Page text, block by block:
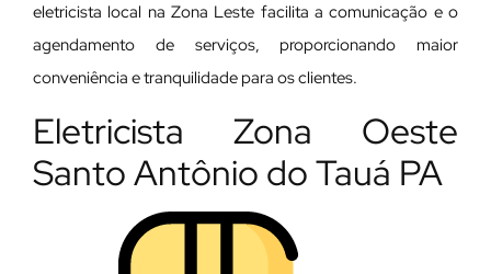
eletricista local na Zona Leste facilita a comunicação e o
agendamento de serviços, proporcionando maior
conveniência e tranquilidade para os clientes.
Eletricista Zona Oeste
Santo Antônio do Tauá PA